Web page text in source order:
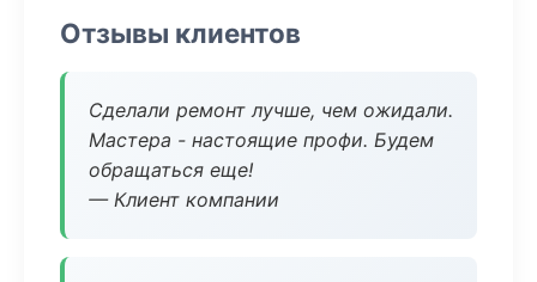
Отзывы клиентов
Сделали ремонт лучше, чем ожидали.
Мастера - настоящие профи. Будем
обращаться еще!
— Клиент компании